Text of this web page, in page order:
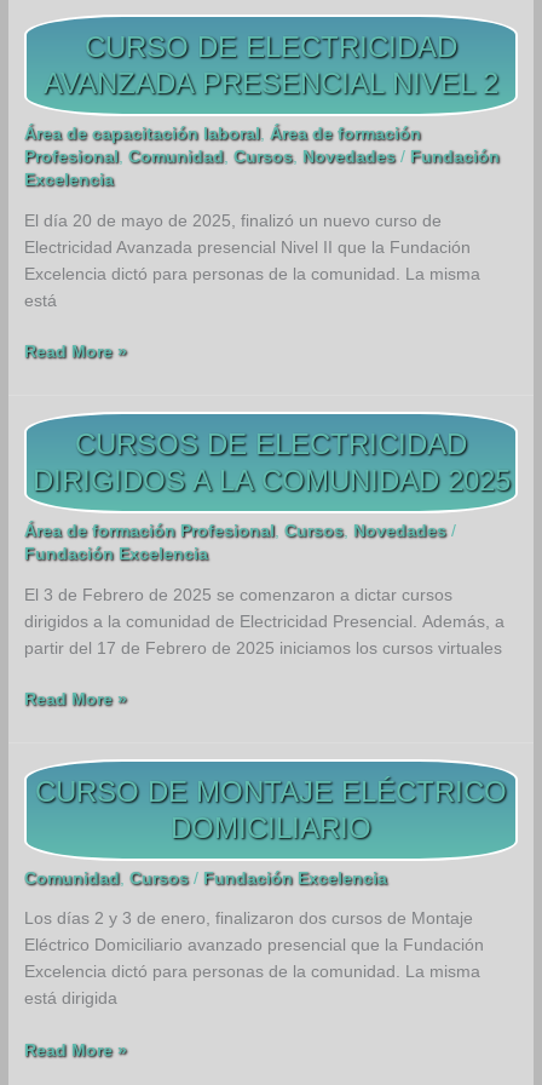
AVANZADA
PRESENCIAL
NIVEL
CURSO DE ELECTRICIDAD
AVANZADA PRESENCIAL NIVEL 2
Área de capacitación laboral,Área de formación
Profesional,Comunidad,Cursos, Novedades/ Fundación
Excelencia
El día 20 de mayo de 2025, finalizó un nuevo curso de
Electricidad Avanzada presencial Nivel II que la Fundación
Excelencia dictó para personas de la comunidad. La misma
está
CURSO
AVANZADA
PRESENCIAL
NIVEL
Read More »
CURSOS DE ELECTRICIDAD
DIRIGIDOS A LA COMUNIDAD 2025
Área de formación Profesional,Cursos, Novedades/
Fundación Excelencia
El 3 de Febrero de 2025 se comenzaron a dictar cursos
dirigidos a la comunidad de Electricidad Presencial. Además, a
partir del 17 de Febrero de 2025 iniciamos los cursos virtuales
CURSOS
DIRIGIDOS
COMUNIDAD
2025
Read More »
CURSO DE MONTAJE ELÉCTRICO
DOMICILIARIO
Comunidad,Cursos/ Fundación Excelencia
Los días 2 y 3 de enero, finalizaron dos cursos de Montaje
Eléctrico Domiciliario avanzado presencial que la Fundación
Excelencia dictó para personas de la comunidad. La misma
está dirigida
CURSO
Read More »